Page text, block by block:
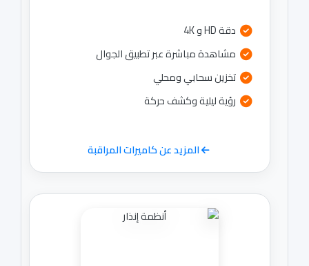
مشاهدة مباشرة عبر تطبيق الجوال
تخزين سحابي ومحلي
رؤية ليلية وكشف حركة
المزيد عن كاميرات المراقبة